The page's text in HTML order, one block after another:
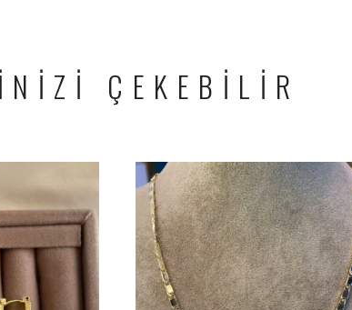
ÇEKEBİLİR